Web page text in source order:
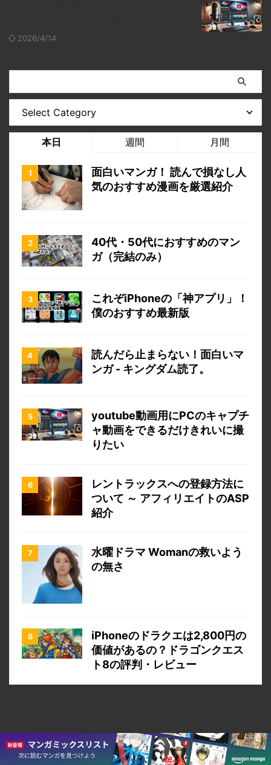
2026/4/14
本日 週間 月間
面白いマンガ！ 読んで損なし人
気のおすすめ漫画を厳選紹介
40代・50代におすすめのマン
ガ（完結のみ）
これぞiPhoneの「神アプリ」！
僕のおすすめ最新版
読んだら止まらない！面白いマ
ンガ - キングダム読了。
youtube動画用にPCのキャプチ
ャ動画をできるだけきれいに撮
りたい
レントラックスへの登録方法に
ついて ～ アフィリエイトのASP
紹介
水曜ドラマ Womanの救いよう
の無さ
iPhoneのドラクエは2,800円の
価値があるの？ドラゴンクエス
ト8の評判・レビュー